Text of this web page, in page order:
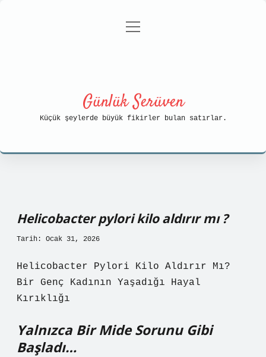
Gizlilik Politikası
menüyü
Günlük Serüven
Küçük şeylerde büyük fikirler bulan satırlar.
Helicobacter pylori kilo aldırır mı ?
Tarih: Ocak 31, 2026
Helicobacter Pylori Kilo Aldırır Mı?
Bir Genç Kadının Yaşadığı Hayal
Kırıklığı
Yalnızca Bir Mide Sorunu Gibi
Başladı…